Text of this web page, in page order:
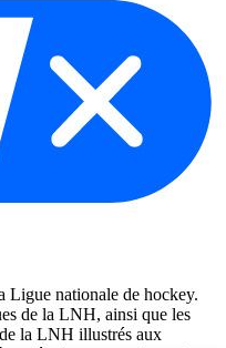
nationale de hockey.
de la LNH, ainsi que les
la LNH illustrés aux